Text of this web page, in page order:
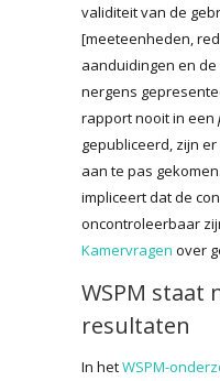
validiteit van de
[meeteenheden,
aanduidingen en
nergens
rapport nooit in een
gepubliceerd, zijn
aan te pas
impliceert dat de
oncontroleerbaar
Kamervragen over
WSPM staat
resultaten
In hetWSPM-